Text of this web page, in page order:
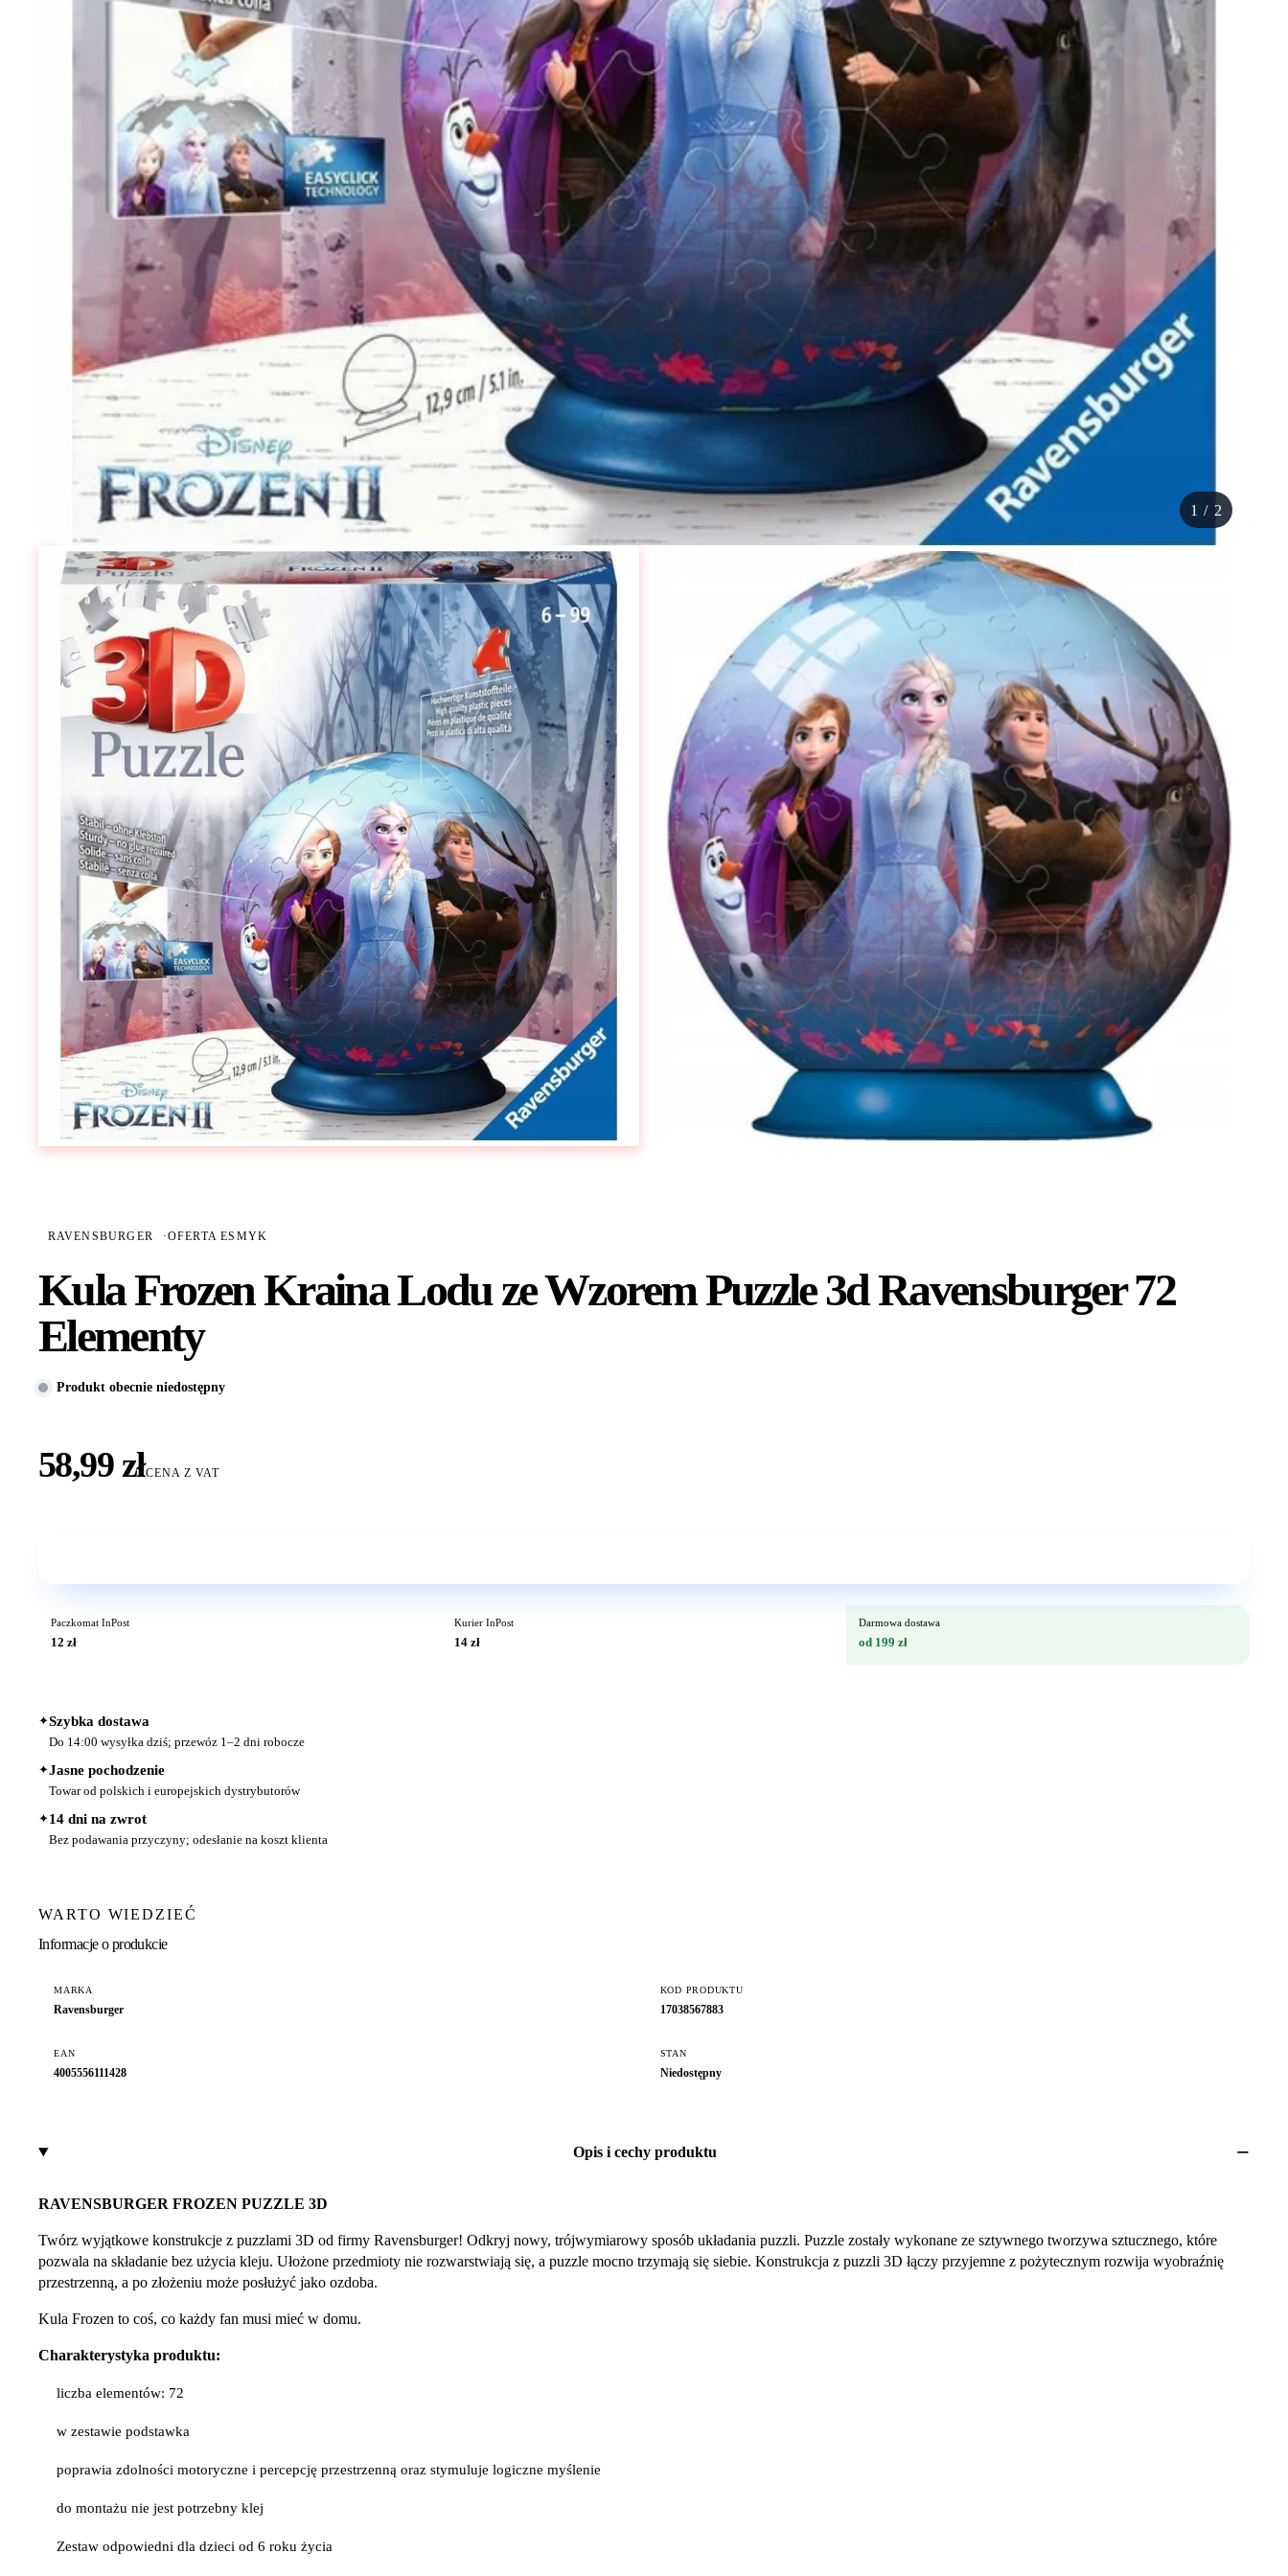
1 / 2
RAVENSBURGER ·OFERTA ESMYK
Kula Frozen Kraina Lodu ze Wzorem Puzzle 3d Ravensburger 72
Elementy
Produkt obecnie niedostępny
58,99 złCENA Z VAT
Paczkomat InPost
12 zł
Kurier InPost
14 zł
Darmowa dostawa
od 199 zł
✦Szybka dostawa
Do 14:00 wysyłka dziś; przewóz 1–2 dni robocze
✦Jasne pochodzenie
Towar od polskich i europejskich dystrybutorów
✦14 dni na zwrot
Bez podawania przyczyny; odesłanie na koszt klienta
WARTO WIEDZIEĆ
Informacje o produkcie
MARKA
Ravensburger
KOD PRODUKTU
17038567883
EAN
4005556111428
STAN
Niedostępny
Opis i cechy produktu
RAVENSBURGER FROZEN PUZZLE 3D
Twórz wyjątkowe konstrukcje z puzzlami 3D od firmy Ravensburger! Odkryj nowy, trójwymiarowy sposób układania puzzli. Puzzle zostały wykonane ze sztywnego tworzywa sztucznego, które
pozwala na składanie bez użycia kleju. Ułożone przedmioty nie rozwarstwiają się, a puzzle mocno trzymają się siebie. Konstrukcja z puzzli 3D łączy przyjemne z pożytecznym rozwija wyobraźnię
przestrzenną, a po złożeniu może posłużyć jako ozdoba.
Kula Frozen to coś, co każdy fan musi mieć w domu.
Charakterystyka produktu:
liczba elementów: 72
w zestawie podstawka
poprawia zdolności motoryczne i percepcję przestrzenną oraz stymuluje logiczne myślenie
do montażu nie jest potrzebny klej
Zestaw odpowiedni dla dzieci od 6 roku życia